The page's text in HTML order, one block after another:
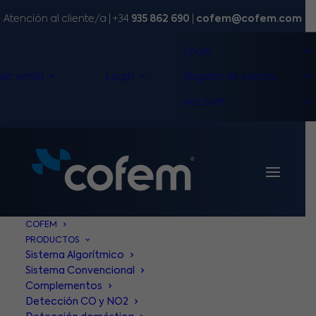
Atención al cliente/a​ | +34 935 862 690 cofem@cofem.com
venta Login
Login
Registro de cuenta
Account
COFEM
PRODUCTOS
Sistema Algorítmico
Sistema Convencional
Complementos
Detección CO y NO2
Sistemas de seguridad
Un equilib